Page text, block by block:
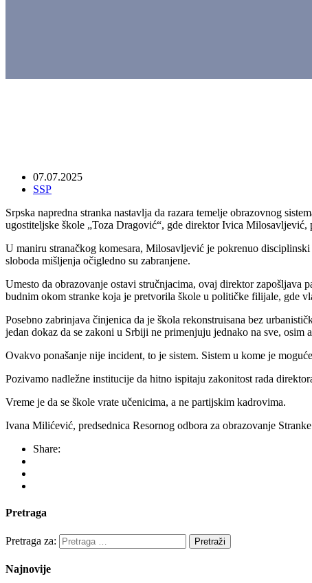
07.07.2025
SSP
Srpska napredna stranka nastavlja da razara temelje obrazovnog
ugostiteljske škole „Toza Dragović“, gde direktor Ivica
U maniru stranačkog komesara, Milosavljević je pokrenuo
sloboda mišljenja očigledno su zabranjene.
Umesto da obrazovanje ostavi stručnjacima, ovaj direktor
budnim okom stranke koja je pretvorila škole u političke filijale, gde
Posebno zabrinjava činjenica da je škola rekonstruisana bez
jedan dokaz da se zakoni u Srbiji ne primenjuju jednako na sve, osim
Ovakvo ponašanje nije incident, to je sistem. Sistem u kome je
Pozivamo nadležne institucije da hitno ispitaju zakonitost rada
Vreme je da se škole vrate učenicima, a ne partijskim kadrovima.
Ivana Milićević, predsednica Resornog odbora za obrazovanje
Share:
Pretraga
Pretraga za:
Najnovije